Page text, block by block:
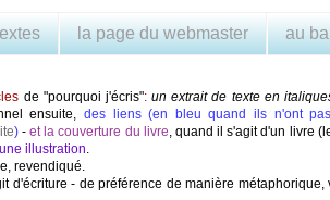
la page du webmaster au
de "pourquoi j'écris": un extrait de texte en
ensuite, des liens (en bleu quand ils n'ont
)- et la couverture du livre , quand il s'agit d'un livre
illustration
revendiqué.
d'écriture - de préférence de manière métaphorique,